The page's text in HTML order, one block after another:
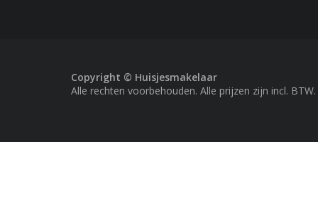
Copyright © Huisjesmakelaar
Alle rechten voorbehouden. Alle prijzen zijn incl. BTW.